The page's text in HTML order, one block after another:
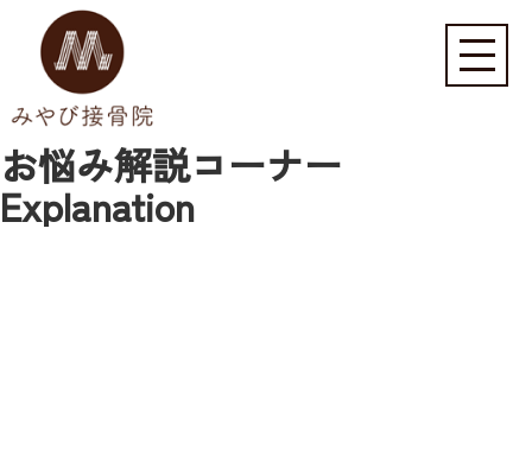
お悩み解説コーナー
Explanation